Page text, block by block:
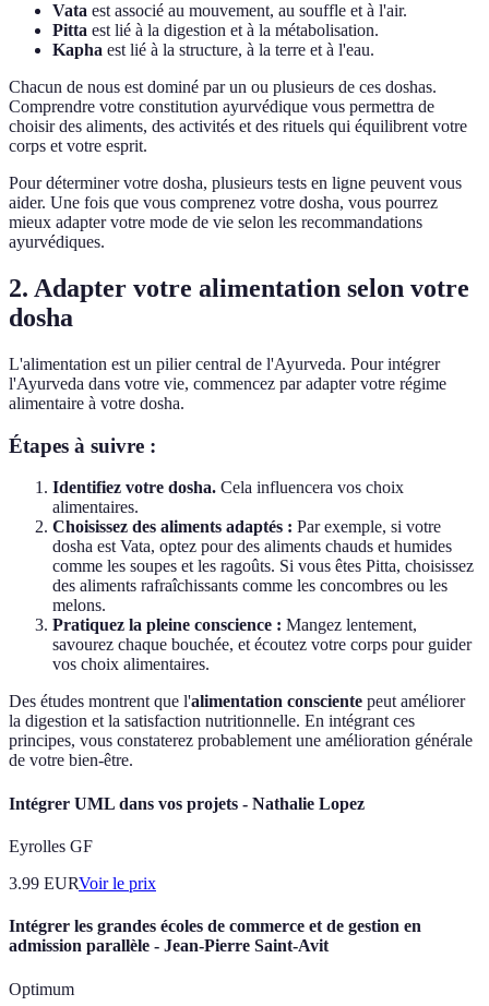
Vata est associé au mouvement, au souffle et à l'air.
Pitta est lié à la digestion et à la métabolisation.
Kapha est lié à la structure, à la terre et à l'eau.
Chacun de nous est dominé par un ou plusieurs de ces doshas.
Comprendre votre constitution ayurvédique vous permettra de
choisir des aliments, des activités et des rituels qui équilibrent votre
corps et votre esprit.
Pour déterminer votre dosha, plusieurs tests en ligne peuvent vous
aider. Une fois que vous comprenez votre dosha, vous pourrez
mieux adapter votre mode de vie selon les recommandations
ayurvédiques.
2. Adapter votre alimentation selon votre
dosha
L'alimentation est un pilier central de l'Ayurveda. Pour intégrer
l'Ayurveda dans votre vie, commencez par adapter votre régime
alimentaire à votre dosha.
Étapes à suivre :
Identifiez votre dosha. Cela influencera vos choix
alimentaires.
Choisissez des aliments adaptés : Par exemple, si votre
dosha est Vata, optez pour des aliments chauds et humides
comme les soupes et les ragoûts. Si vous êtes Pitta, choisissez
des aliments rafraîchissants comme les concombres ou les
melons.
Pratiquez la pleine conscience : Mangez lentement,
savourez chaque bouchée, et écoutez votre corps pour guider
vos choix alimentaires.
Des études montrent que l'alimentation consciente peut améliorer
la digestion et la satisfaction nutritionnelle. En intégrant ces
principes, vous constaterez probablement une amélioration générale
de votre bien-être.
Intégrer UML dans vos projets - Nathalie Lopez
Eyrolles GF
3.99 EURVoir le prix
Intégrer les grandes écoles de commerce et de gestion en
admission parallèle - Jean-Pierre Saint-Avit
Optimum